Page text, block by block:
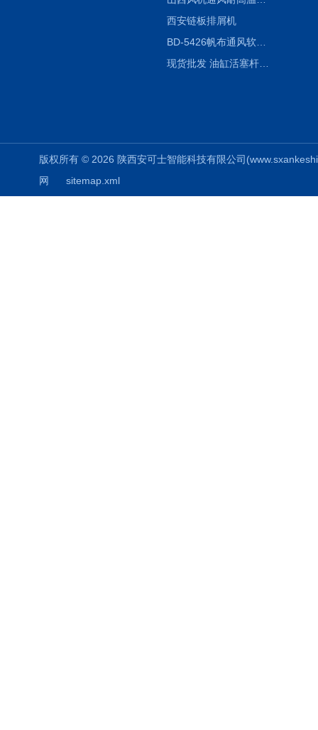
西安链板排屑机
BD-5426帆布通风软连接水泥布袋陕西生产厂家
现货批发 油缸活塞杆圆形保护套
版权所有 © 2026 陕西安可士智能科技有限公司
网
sitemap.xml